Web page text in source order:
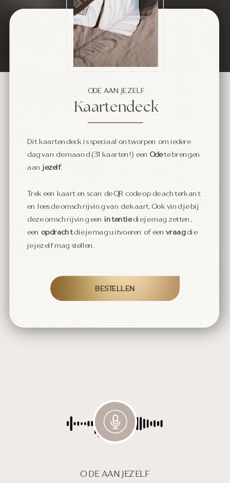
Dit kaartendeck is speciaal ontworpen om iedere
dag van de maand (31 kaarten!) eenOdete brengen
aan jezelf.
Trek een kaart en scan de QR code op de achterkant
en lees de omschrijving van de kaart. Ook vind je bij
deze omschrijving eenintentiedie je mag zetten,
een opdrachtdie je mag uitvoeren of eenvraagdie
je jezelf mag stellen.
ODE AAN JEZELF
Kaartendeck
BESTELLEN
ODE AAN JEZELF